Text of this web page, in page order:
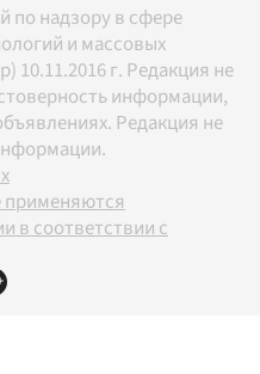
по надзору в сфере
и массовых
10.11.2016 г. Редакция не
информации,
Редакция не
в соответствии с